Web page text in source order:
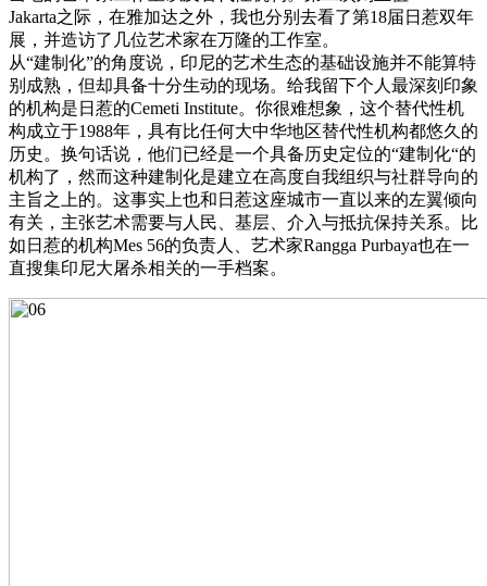
Jakarta之际，在雅加达之外，我也分别去看了第18届日惹双年
展，并造访了几位艺术家在万隆的工作室。
从“建制化”的角度说，印尼的艺术生态的基础设施并不能算特
别成熟，但却具备十分生动的现场。给我留下个人最深刻印象
的机构是日惹的Cemeti Institute。你很难想象，这个替代性机
构成立于1988年，具有比任何大中华地区替代性机构都悠久的
历史。换句话说，他们已经是一个具备历史定位的“建制化“的
机构了，然而这种建制化是建立在高度自我组织与社群导向的
主旨之上的。这事实上也和日惹这座城市一直以来的左翼倾向
有关，主张艺术需要与人民、基层、介入与抵抗保持关系。比
如日惹的机构Mes 56的负责人、艺术家Rangga Purbaya也在一
直搜集印尼大屠杀相关的一手档案。